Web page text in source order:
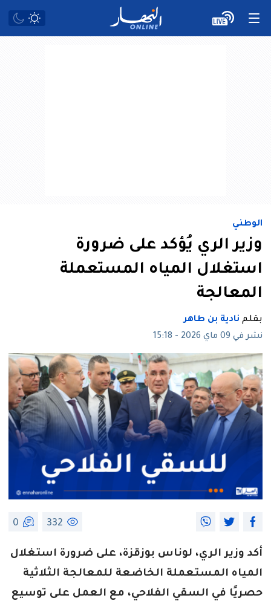
الوطني
وزير الري يُؤكد على ضرورة
استغلال المياه المستعملة
المعالجة
بقلم نادية بن طاهر
نشر في 09 ماي 2026 - 15:18
332
0
أكد وزير الري، لوناس بوزقزة، على ضرورة استغلال
المياه المستعملة الخاضعة للمعالجة الثلاثية
حصريًا في السقي الفلاحي، مع العمل على توسيع